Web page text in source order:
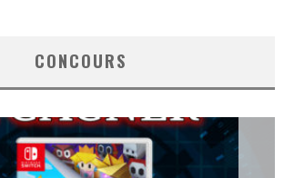
CONCOURS